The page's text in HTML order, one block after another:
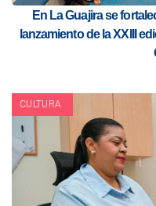
En La Guajira se
lanzamiento de la XXIII
CULTURA